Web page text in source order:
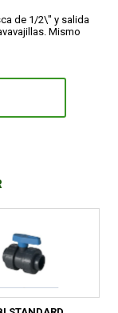
de 1/2\" y salida
Mismo